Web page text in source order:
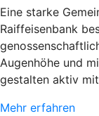
Eine starke
Raiffeisenbank
Augenhöhe und
gestalten aktiv
Mehr erfahren